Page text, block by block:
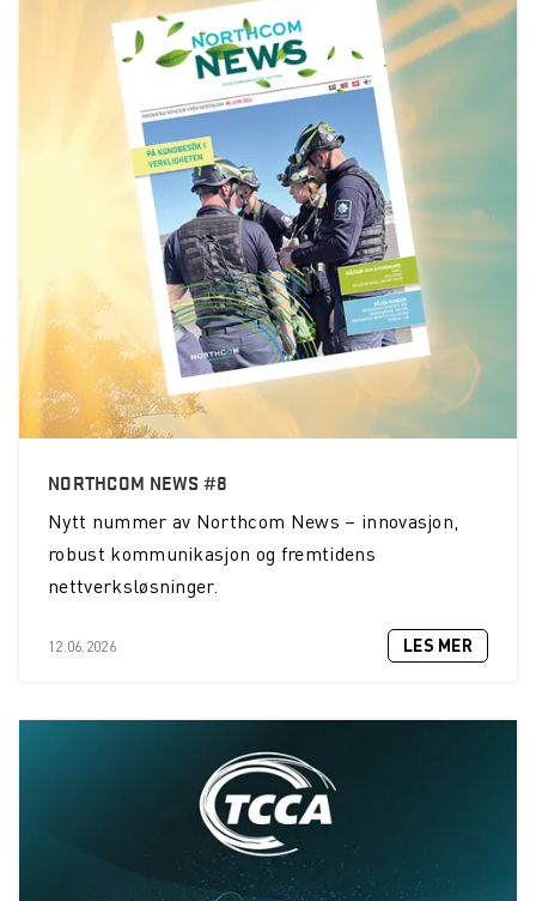
NORTHCOM NEWS #8
Nytt nummer av Northcom News – innovasjon,
robust kommunikasjon og fremtidens
nettverksløsninger.
12.06.2026 LES MER